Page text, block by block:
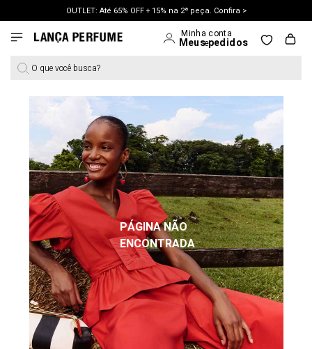
OUTLET: Até 65% OFF + 15% na 2ª peça. Confira >
LANÇAMENTO PRIMAVERA 27. Clique e aproveite.
O que você busca?
PÁGINA NÃO
ENCONTRADA